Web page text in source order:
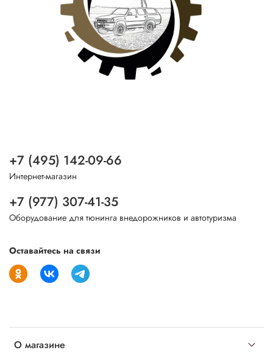
О магазине
+7 (495) 142-09-66
Интернет-магазин
+7 (977) 307-41-35
Оборудование для тюнинга внедорожников и автотуризма
Оставайтесь на связи